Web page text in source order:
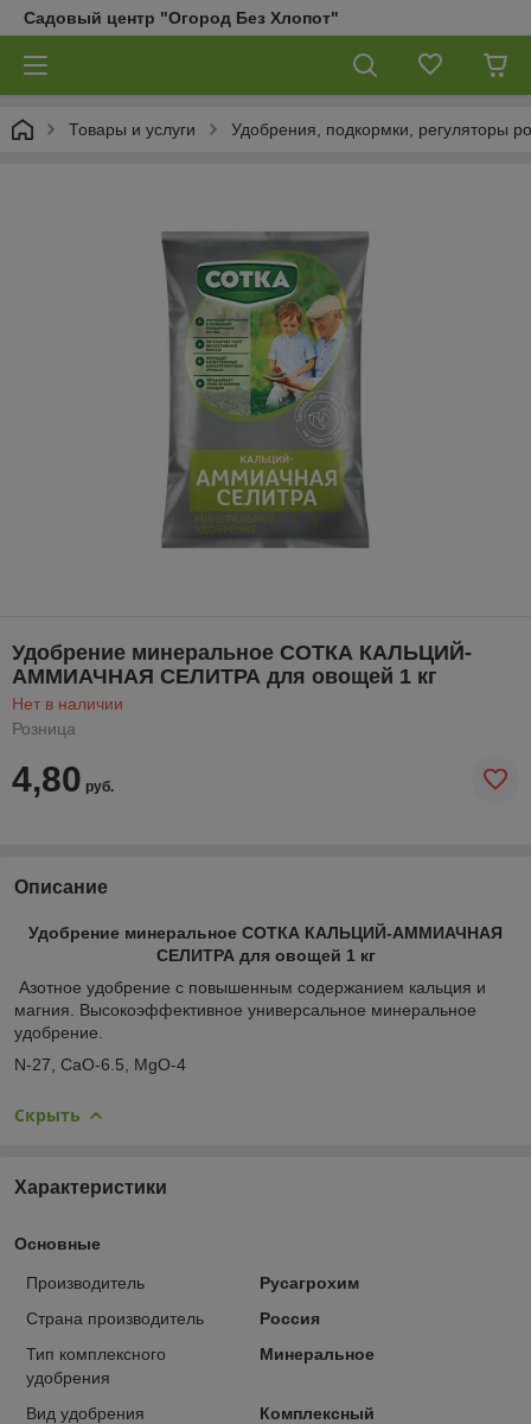
Садовый центр "Огород Без Хлопот"
Товары и услуги Удобрения, подкормки, регуляторы
Удобрение минеральное СОТКА КАЛЬЦИЙ-
АММИАЧНАЯ СЕЛИТРА для овощей 1 кг
Нет в наличии
Розница
4,80 руб.
Описание
Удобрение минеральное СОТКА КАЛЬЦИЙ-АММИАЧНАЯ
СЕЛИТРА для овощей 1 кг
Азотное удобрение с повышенным содержанием кальция и
магния. Высокоэффективное универсальное минеральное
удобрение.
N-27, CaO-6.5, MgO-4
Скрыть
Характеристики
Основные
Производитель
Русагрохим
Страна производитель
Россия
Тип комплексного
удобрения
Минеральное
Вид удобрения
Комплексный